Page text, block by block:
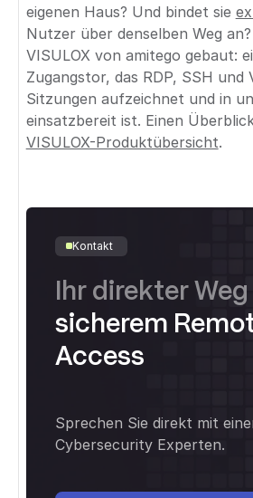
eigenen Haus? Und bindet sie
Nutzer über denselben Weg
VISULOX von amitego gebaut:
Zugangstor, das RDP, SSH und
Sitzungen aufzeichnet und in
einsatzbereit ist. Einen
VISULOX-Produktübersicht.
Kontakt
Ihr direkter Weg
sicherem
Access
Sprechen Sie direkt mit
Cybersecurity Experten.